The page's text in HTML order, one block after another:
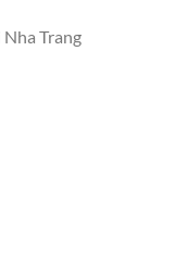
Trang